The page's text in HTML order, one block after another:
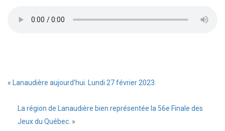
« Lanaudière aujourd’hui. Lundi 27 février 2023.
La région de Lanaudière bien représentée la 56e Finale des
Jeux du Québec. »